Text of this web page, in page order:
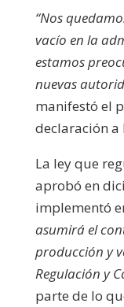
“Nos
vacío en la
estamos
nuevas
manifestó el
declaración a
La ley que
aprobó en
implementó
asumirá el
producción y
Regulación y
parte de lo